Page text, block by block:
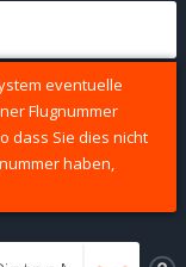
eventuelle
Flugnummer
dass Sie dies nicht
haben,